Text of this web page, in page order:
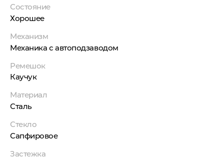
Состояние
Хорошее
Механизм
Механика с автоподзаводом
Ремешок
Каучук
Материал
Сталь
Стекло
Сапфировое
Застежка